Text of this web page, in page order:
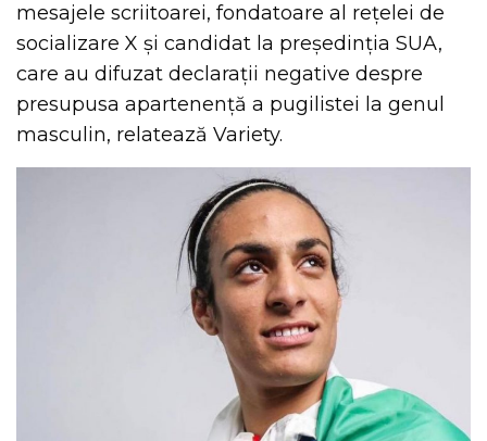
mesajele scriitoarei, fondatoare al rețelei de
socializare X și candidat la președinția SUA,
care au difuzat declarații negative despre
presupusa apartenență a pugilistei la genul
masculin, relatează Variety.